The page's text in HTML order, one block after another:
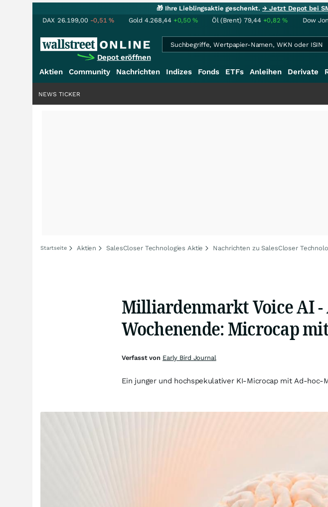
🎁 Ihre Lieblingsaktie geschenkt.→ Jetzt Depot bei
DAX 26.199,00 -0,51% Gold 4.268,44 +0,50% Öl (Brent) 79,44 +0,82% Dow
Depot eröffnen
Aktien Community Nachrichten Indizes Fonds ETFs Anleihen Derivate
NEWS TICKER
Startseite Aktien SalesCloser Technologies Aktie Nachrichten zu SalesCloser
Milliardenmarkt Voice AI -
Wochenende: Microcap
Ein junger und hochspekulativer KI-Microcap mit Ad-hoc-
Verfasst von Early Bird Journal